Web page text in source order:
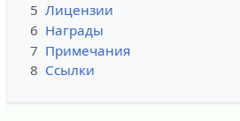
5 Лицензии
6 Награды
7 Примечания
8 Ссылки